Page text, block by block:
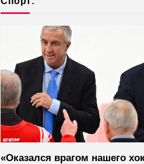
«Оказался врагом нашего